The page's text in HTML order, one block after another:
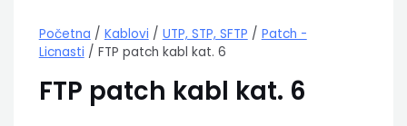
Početna / Kablovi / UTP, STP, SFTP / Patch -
Licnasti / FTP patch kabl kat. 6
FTP patch kabl kat. 6